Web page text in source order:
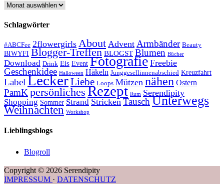
Archive
Schlagwörter
#ABCFee 2flowergirls About Advent Armbänder Beauty
BIWYFI Blogger-Treffen BLOGST Blumen Bücher
Download Drink Eis Event Fotografie Freebie
Geschenkidee Halloween Häkeln Junggesellinnenabschied Kreuzfahrt
Label LeckerLiebe Loops Mützen nähen Ostern
PamK persönliches Rezept Rum Serendipity
Shopping Sommer Strand Stricken Tausch Unterwegs
Weihnachten Workshop
Lieblingsblogs
Blogroll
Copyright © 2026 Serendipity
IMPRESSUM · DATENSCHUTZ